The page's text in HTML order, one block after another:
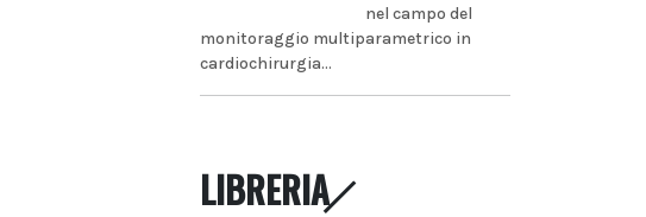
nel campo del
monitoraggio multiparametrico in
cardiochirurgia...
LIBRERIA